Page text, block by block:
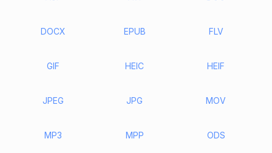
DOCX EPUB FLV
GIF HEIC HEIF
JPEG JPG MOV
MP3 MPP ODS